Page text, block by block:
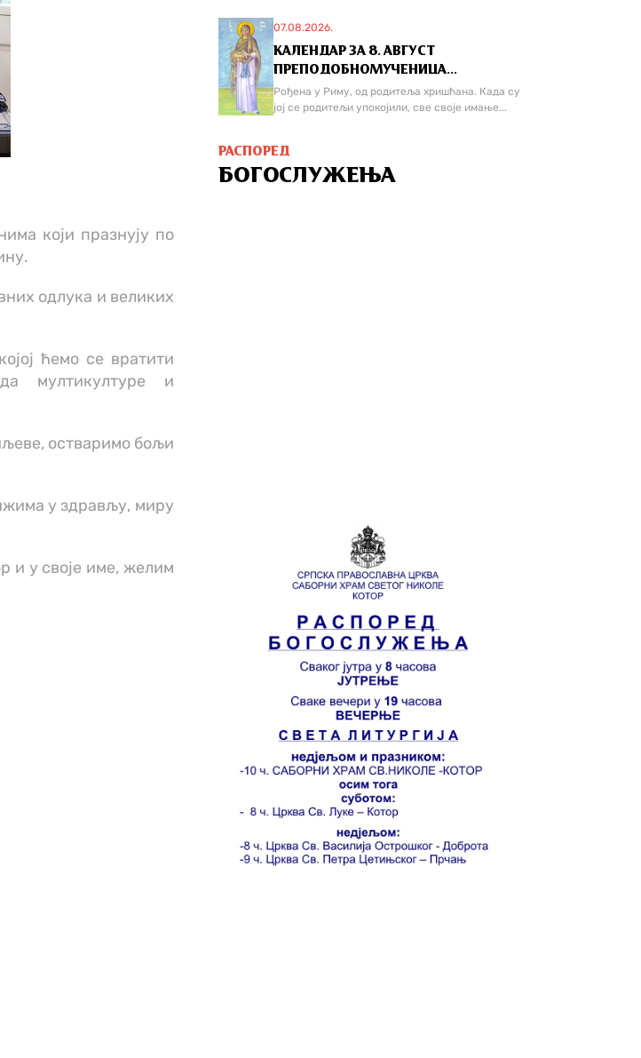
који празнују по
одлука и великих
ћемо се вратити
мултикултуре и
остваримо бољи
у здрављу, миру
и у своје име, желим
07.08.2026.
КАЛЕНДАР ЗА 8. АВГУСТ
ПРЕПОДОБНОМУЧЕНИЦА...
Рођена у Риму, од родитеља хришћана. Када су
јој се родитељи упокојили, све своје имање...
РАСПОРЕД
БОГОСЛУЖЕЊА